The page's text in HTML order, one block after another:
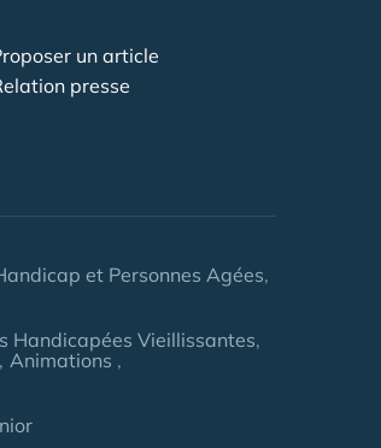
un article
presse
et Personnes Agées
Handicapées Vieillissantes
Animations